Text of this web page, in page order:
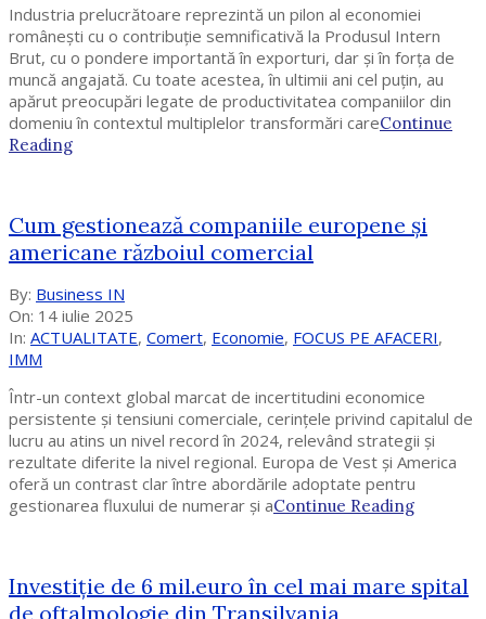
Industria prelucrătoare reprezintă un pilon al economiei
românești cu o contribuție semnificativă la Produsul Intern
Brut, cu o pondere importantă în exporturi, dar și în forța de
muncă angajată. Cu toate acestea, în ultimii ani cel puțin, au
apărut preocupări legate de productivitatea companiilor din
domeniu în contextul multiplelor transformări careContinue
Reading
Cum gestionează companiile europene și
americane războiul comercial
2025-
07-
14
By: Business IN
On: 14 iulie 2025
In: ACTUALITATE, Comert, Economie, FOCUS PE AFACERI,
IMM
Într-un context global marcat de incertitudini economice
persistente și tensiuni comerciale, cerințele privind capitalul de
lucru au atins un nivel record în 2024, relevând strategii și
rezultate diferite la nivel regional. Europa de Vest și America
oferă un contrast clar între abordările adoptate pentru
gestionarea fluxului de numerar și aContinue Reading
Investiție de 6 mil.euro în cel mai mare spital
de oftalmologie din Transilvania